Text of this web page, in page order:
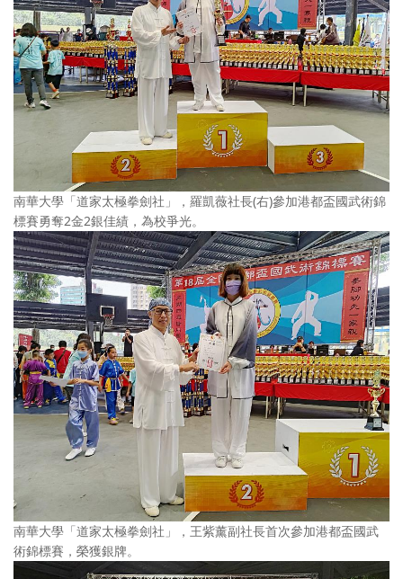
南華大學「道家太極拳劍社」，羅凱薇社長(右)參加港都盃國武術錦
標賽勇奪2金2銀佳績，為校爭光。
南華大學「道家太極拳劍社」，王紫薰副社長首次參加港都盃國武
術錦標賽，榮獲銀牌。